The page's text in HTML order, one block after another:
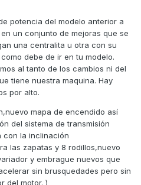
potencia del modelo anterior a
un conjunto de mejoras que se
una centralita u otra con su
debe de ir en tu modelo.
al tanto de los cambios ni del
tiene nuestra maquina. Hay
por alto.
mapa de encendido así
del sistema de transmisión
con la inclinación
las zapatas y 8 rodillos,nuevo
y embrague nuevos que
sin brusquedades pero sin
del motor. )